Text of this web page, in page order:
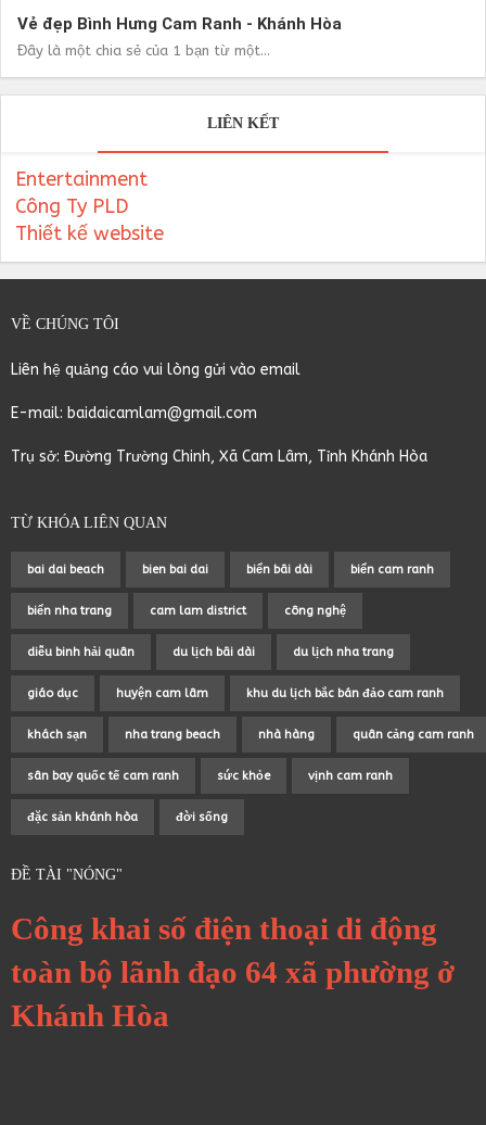
Vẻ đẹp Bình Hưng Cam Ranh - Khánh Hòa
Đây là một chia sẻ của 1 bạn từ một...
LIÊN KẾT
Entertainment
Công Ty PLD
Thiết kế website
VỀ CHÚNG TÔI
Liên hệ quảng cáo vui lòng gửi vào email
E-mail: baidaicamlam@gmail.com
Trụ sở: Đường Trường Chinh, Xã Cam Lâm, Tỉnh Khánh Hòa
TỪ KHÓA LIÊN QUAN
bai dai beach bien bai dai biển bãi dài biển cam ranh
biển nha trang cam lam district công nghệ
diễu binh hải quân du lịch bãi dài du lịch nha trang
giáo dục huyện cam lâm khu du lịch bắc bán đảo cam ranh
khách sạn nha trang beach nhà hàng quân cảng cam ranh
sân bay quốc tế cam ranh sức khỏe vịnh cam ranh
đặc sản khánh hòa đời sống
ĐỀ TÀI "NÓNG"
Công khai số điện thoại di động
toàn bộ lãnh đạo 64 xã phường ở
Khánh Hòa